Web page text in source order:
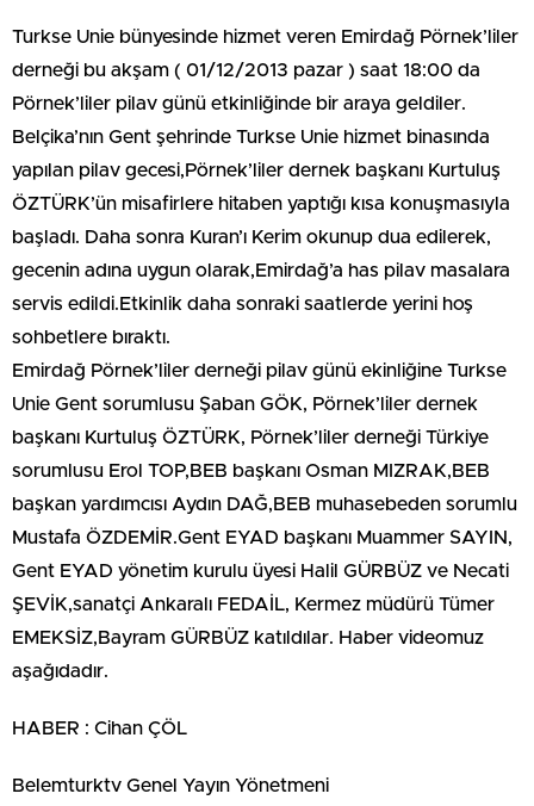
Turkse Unie bünyesinde hizmet veren Emirdağ Pörnek’liler
derneği bu akşam ( 01/12/2013 pazar ) saat 18:00 da
Pörnek’liler pilav günü etkinliğinde bir araya geldiler.
Belçika’nın Gent şehrinde Turkse Unie hizmet binasında
yapılan pilav gecesi,Pörnek’liler dernek başkanı Kurtuluş
ÖZTÜRK’ün misafirlere hitaben yaptığı kısa konuşmasıyla
başladı. Daha sonra Kuran’ı Kerim okunup dua edilerek,
gecenin adına uygun olarak,Emirdağ’a has pilav masalara
servis edildi.Etkinlik daha sonraki saatlerde yerini hoş
sohbetlere bıraktı.
Emirdağ Pörnek’liler derneği pilav günü ekinliğine Turkse
Unie Gent sorumlusu Şaban GÖK, Pörnek’liler dernek
başkanı Kurtuluş ÖZTÜRK, Pörnek’liler derneği Türkiye
sorumlusu Erol TOP,BEB başkanı Osman MIZRAK,BEB
başkan yardımcısı Aydın DAĞ,BEB muhasebeden sorumlu
Mustafa ÖZDEMİR.Gent EYAD başkanı Muammer SAYIN,
Gent EYAD yönetim kurulu üyesi Halil GÜRBÜZ ve Necati
ŞEVİK,sanatçi Ankaralı FEDAİL, Kermez müdürü Tümer
EMEKSİZ,Bayram GÜRBÜZ katıldılar. Haber videomuz
aşağıdadır.
HABER : Cihan ÇÖL
Belemturktv Genel Yayın Yönetmeni